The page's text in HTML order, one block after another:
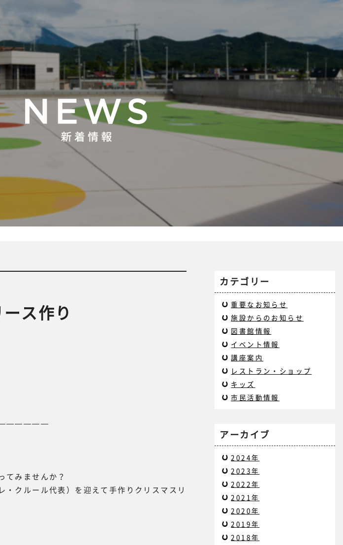
ス作り
てみませんか？
クルール代表）を迎えて手作りクリスマスリ
カテゴリー
重要なお知らせ
施設からのお知らせ
図書館情報
イベント情報
講座案内
レストラン・ショップ
キッズ
市民活動情報
アーカイブ
2024年
2023年
2022年
2021年
2020年
2019年
2018年